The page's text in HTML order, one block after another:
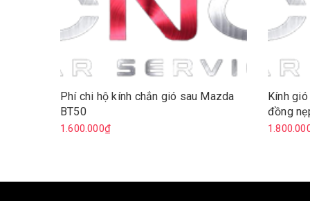
Phí chi hộ kính chắn gió sau Mazda
BT50
1.600.000₫
Kính
đồng